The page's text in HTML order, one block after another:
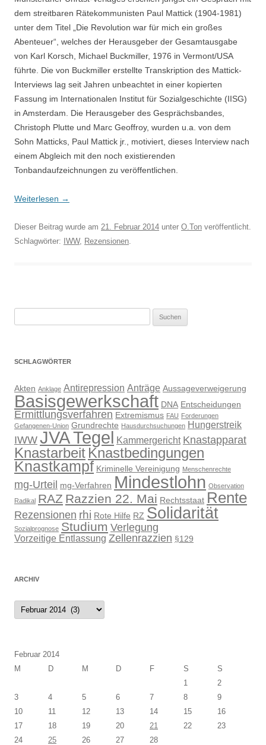
dem streitbaren Rätekommunisten Paul Mattick (1904-1981)
unter dem Titel „Die Revolution war für mich ein großes
Abenteuer“, welches der Herausgeber der Gesamtausgabe
von Karl Korsch, Michael Buckmiller, 1976 in Vermont/USA
führte. Die von Buckmiller erstellte Transkription des Mattick-
Interviews lag seit Jahren unbeachtet in einer kopierten
Fassung im Internationalen Institut für Sozialgeschichte (IISG)
in Amsterdam. Die Herausgeber des Gesprächsbandes,
Christoph Plutte und Marc Geoffroy, wurden u.a. von dem
Sohn Matticks, Paul Mattick jr., motiviert, dieses Interview nach
einem Abgleich mit den noch existierenden
Tonbandaufzeichnungen zu veröffentlichen.
Weiterlesen →
Dieser Beitrag wurde am 21. Februar 2014 unter O.Ton veröffentlicht.
Schlagwörter: IWW, Rezensionen
SCHLAGWÖRTER
Akten Anklage Antirepression Anträge Aussageverweigerung
Basisgewerkschaft DNA Entscheidungen
Ermittlungsverfahren Extremismus FAU Forderungen
Gefangenen-Union Grundrechte Hausdurchsuchungen Hungerstreik
IWW JVA Tegel Kammergericht Knastapparat
Knastarbeit Knastbedingungen
Knastkampf Kriminelle Vereinigung Menschenrechte
mg-Urteil mg-Verfahren Mindestlohn Observation
Radikal RAZ Razzien 22. Mai Rechtsstaat Rente
Rezensionen rhi Rote Hilfe RZ Solidarität
Sozialprognose Studium Verlegung
Vorzeitige Entlassung Zellenrazzien §129
ARCHIV
Archiv
Februar 2014
M
D M D F S
S
1
2
3
4 5 6 7 8
9
10
11 12 13 14 15
16
17
18 19 20 21 22
23
24
25 26 27
28